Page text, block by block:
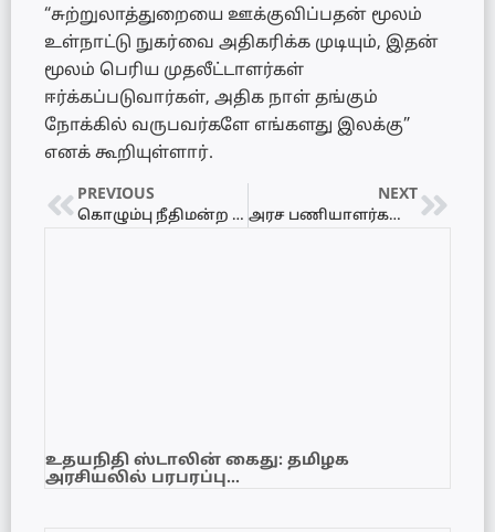
“சுற்றுலாத்துறையை ஊக்குவிப்பதன் மூலம்
உள்நாட்டு நுகர்வை அதிகரிக்க முடியும், இதன்
மூலம் பெரிய முதலீட்டாளர்கள்
ஈர்க்கப்படுவார்கள், அதிக நாள் தங்கும்
நோக்கில் வருபவர்களே எங்களது இலக்கு”
எனக் கூறியுள்ளார்.
PREVIOUS
கொழும்பு நீதிமன்ற கட்டிடத்தொகுதியில் தீப்பரவல்
NEXT
அரச பணியாளர்களுக்கு விசேட முன்பணம் வழங்க தீர்மானம்…
உதயநிதி ஸ்டாலின் கைது: தமிழக
அரசியலில் பரபரப்பு…